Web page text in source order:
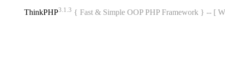
ThinkPHP3.1.3 { Fast & Simple OOP PHP Framework } -- [